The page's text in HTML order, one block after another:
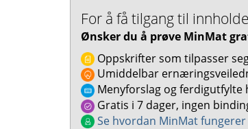
For å få tilgang til
Ønsker du å prøve MinMat
Oppskrifter som tilpasser
Umiddelbar
Menyforslag og ferdigutfylte
Gratis i 7 dager, ingen
Se hvordan MinMat fungerer